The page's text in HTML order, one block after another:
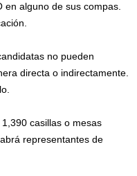
en alguno de sus compas.
no pueden
directa o indirectamente.
casillas o mesas
representantes de